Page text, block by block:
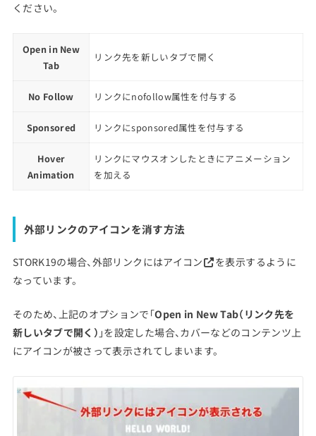
ください。
Open in New
Tab
リンク先を新しいタブで開く
No Follow リンクにnofollow属性を付与する
Sponsored リンクにsponsored属性を付与する
Hover
Animation
リンクにマウスオンしたときにアニメーション
を加える
外部リンクのアイコンを消す方法
STORK19の場合、外部リンクにはアイコン
を表示するように
なっています。
そのため、上記のオプションで「Open in New Tab（リンク先を
新しいタブで開く） 」を設定した場合、カバーなどのコンテンツ上
にアイコンが被さって表示されてしまいます。